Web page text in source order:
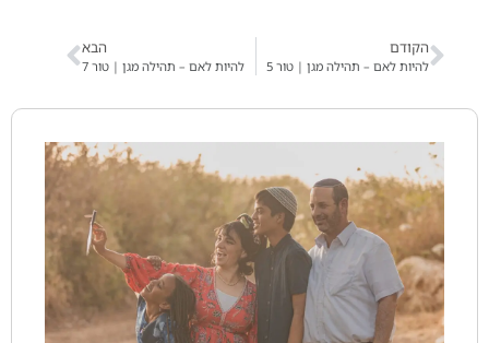
הקודם
להיות לאם – תהילה מגן | טור 5
הבא
להיות לאם – תהילה מגן | טור 7